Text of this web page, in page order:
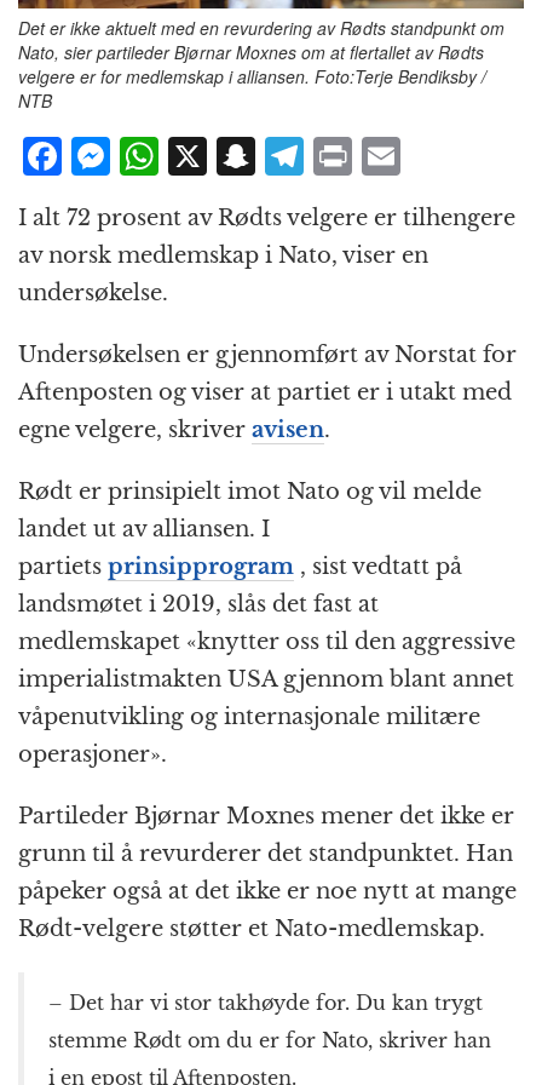
Det er ikke aktuelt med en revurdering av Rødts standpunkt om
Nato, sier partileder Bjørnar Moxnes om at flertallet av Rødts
velgere er for medlemskap i alliansen. Foto:Terje Bendiksby /
NTB
F
a
c
e
b
o
o
k
M
ss
e
n
g
e
r
W
at
s
A
p
p
X S
n
a
p
h
at
T
el
e
g
a
m
P
n
t
m
ai
l
I alt 72 prosent av Rødts velgere er tilhengere
av norsk medlemskap i Nato, viser en
undersøkelse.
Undersøkelsen er gjennomført av Norstat for
Aftenposten og viser at partiet er i utakt med
egne velgere, skriver avisen.
Rødt er prinsipielt imot Nato og vil melde
landet ut av alliansen. I
partiets prinsipprogram , sist vedtatt på
landsmøtet i 2019, slås det fast at
medlemskapet «knytter oss til den aggressive
imperialistmakten USA gjennom blant annet
våpenutvikling og internasjonale militære
operasjoner».
Partileder Bjørnar Moxnes mener det ikke er
grunn til å revurderer det standpunktet. Han
påpeker også at det ikke er noe nytt at mange
Rødt-velgere støtter et Nato-medlemskap.
– Det har vi stor takhøyde for. Du kan trygt
stemme Rødt om du er for Nato, skriver han
i en epost til Aftenposten.